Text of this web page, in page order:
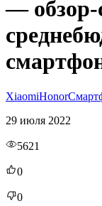
— обзор-
XiaomiHonor
29 июля 2022
5621
0
0